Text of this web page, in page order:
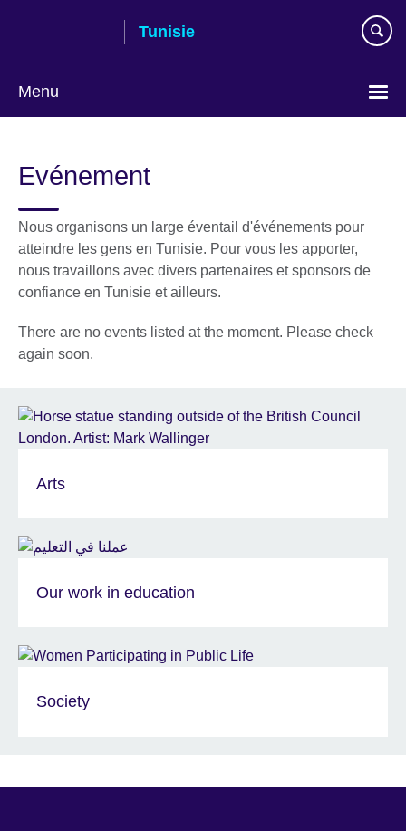
Tunisie
Menu
language
Evénement
Nous organisons un large éventail d'événements pour
atteindre les gens en Tunisie. Pour vous les apporter,
nous travaillons avec divers partenaires et sponsors de
confiance en Tunisie et ailleurs.
There are no events listed at the moment. Please check
again soon.
Arts
Our work in education
Society